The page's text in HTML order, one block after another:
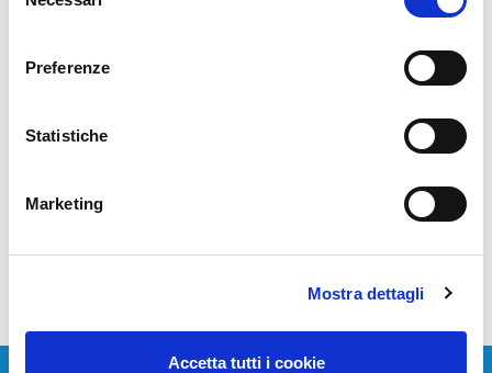
del
Preferenze
Statistiche
Marketing
Mostra dettagli
Accetta tutti i cookie
Security
<< >>